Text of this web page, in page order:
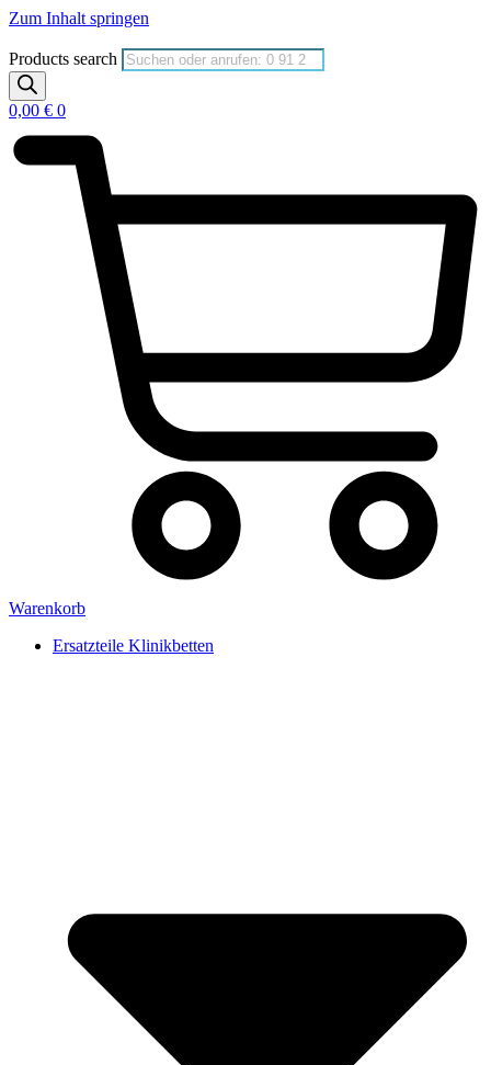
Zum Inhalt springen
Products search
0,00 € 0
Warenkorb
Ersatzteile Klinikbetten